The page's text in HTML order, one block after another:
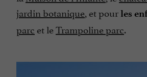
jardin botanique, et pourles
parc et leTrampoline parc.